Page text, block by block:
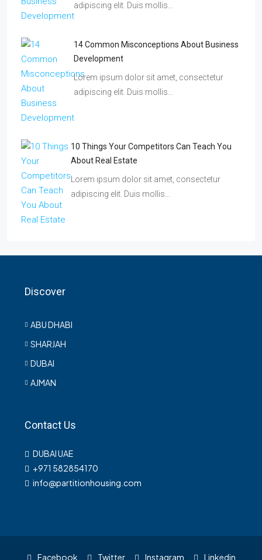
adipiscing elit. Duis mollis…
14 Common Misconceptions About Business
Development
Lorem ipsum dolor sit amet, consectetur
adipiscing elit. Duis mollis…
10 Things Your Competitors Can Teach You
About Real Estate
Lorem ipsum dolor sit amet, consectetur
adipiscing elit. Duis mollis…
Discover
ABU DHABI
SHARJAH
DUBAI
AJMAN
Contact Us
DUBAI UAE
+971 582854170
info@partitionhousing.com
Facebook Twitter Instagram Linkedin